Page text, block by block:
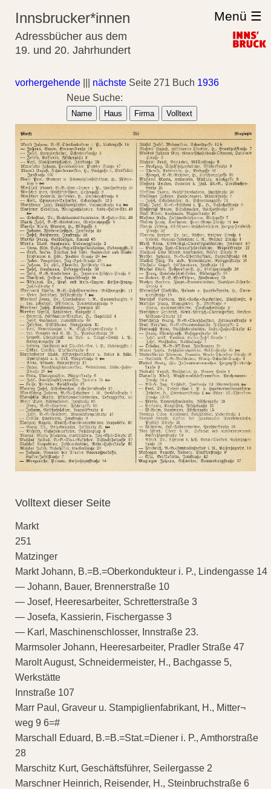
Innsbrucker*innen
Adressbücher aus dem
19. und 20. Jahrhundert
Menü ☰
vorhergehende nächste Seite 271 Buch 1936
Neue Suche:
Name Haus Firma Volltext
Volltext dieser Seite
Markt
251
Matzinger
Markt Johann, B.=B.=Oberkondukteur i. P., Lindengasse 14
— Johann, Bauer, Brennerstraße 10
— Josef, Heeresarbeiter, Schretterstraße 3
— Josefa, Kassierin, Fischergasse 3
— Karl, Maschinenschlosser, Innstraße 23.
Marmsoler Johann, Heeresarbeiter, Pradler Straße 47
Marolt August, Schneidermeister, H., Bachgasse 5,
Werkstätte
Innstraße 107
Marr Paul, Graveur u. Stampiglienfabrikant, H., Mitter¬
weg 9 6=#
Marschall Eduard, B.=B.=Stat.=Diener i. P., Amthorstraße
28
Marschitz Kurt, Geschäftsführer, Seilergasse 2
Marschner Heinrich, Reisender, H., Steinbruchstraße 6